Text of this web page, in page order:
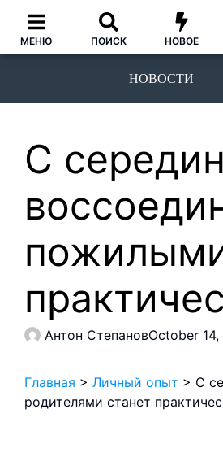
МЕНЮ ПОИСК НОВОЕ
НОВОСТИ
С
Антон СтепановOctober 14,
Главная > Личный опыт > С
родителями станет